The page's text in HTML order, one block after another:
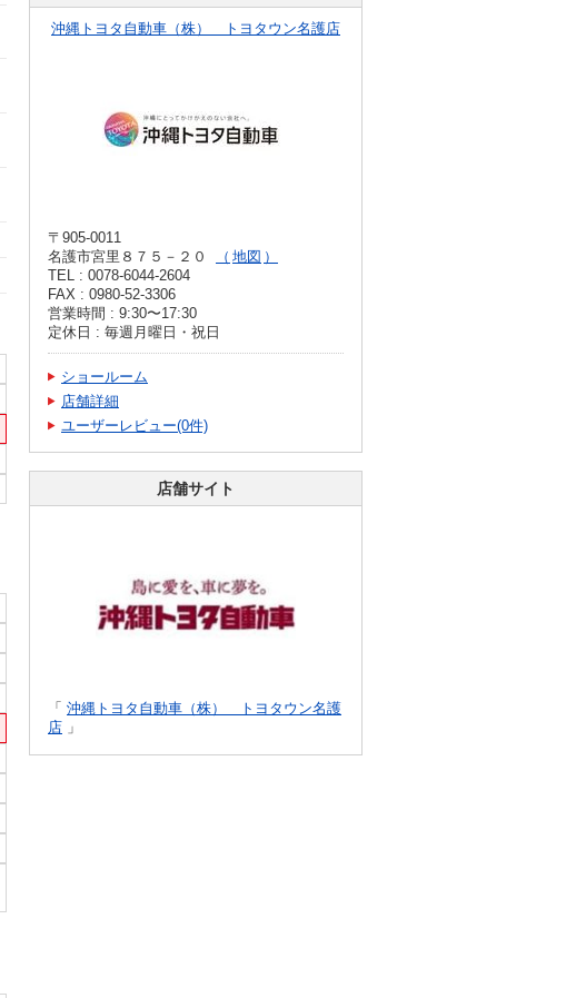
沖縄トヨタ自動車（株） トヨタウン名護店
〒905-0011
名護市宮里８７５－２０
地図
TEL : 0078-6044-2604
FAX : 0980-52-3306
営業時間 : 9:30〜17:30
定休日 : 毎週月曜日・祝日
ショールーム
店舗詳細
ユーザーレビュー(0件)
店舗サイト
「 沖縄トヨタ自動車（株） トヨタウン名護
店 」